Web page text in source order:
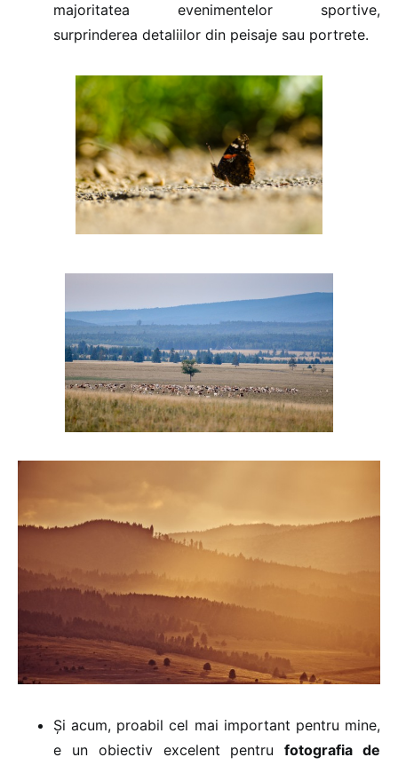
majoritatea evenimentelor sportive,
surprinderea detaliilor din peisaje sau portrete.
Și acum, proabil cel mai important pentru mine,
e un obiectiv excelent pentrufotografia de